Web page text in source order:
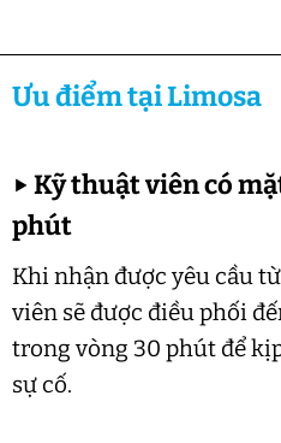
Ưu điểm tại Limosa
▶Kỹ thuật viên có
phút
Khi nhận được yêu cầu
viên sẽ được điều phối
trong vòng 30 phút để
sự cố.